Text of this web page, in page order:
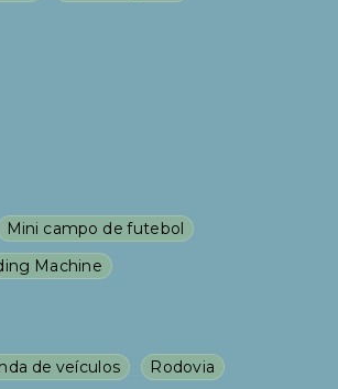
Mini campo de futebol
Machine
de veículos
Rodovia